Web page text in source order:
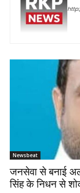
Newsbeat
जनसेवा से बनाई
सिंह के निधन से